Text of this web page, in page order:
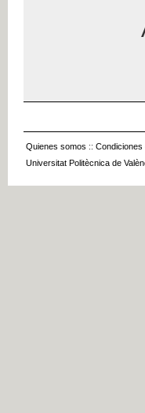
Quienes somos ::
Universitat Politècnica de